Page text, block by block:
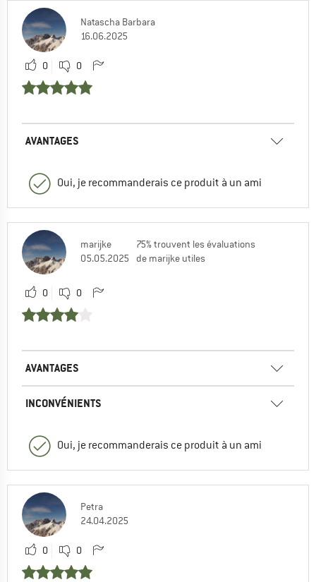
Natascha Barbara
16.06.2025
0 0
AVANTAGES
Oui, je recommanderais ce produit à un ami
marijke
05.05.2025
75% trouvent les évaluations
de marijke utiles
0 0
AVANTAGES
INCONVÉNIENTS
Oui, je recommanderais ce produit à un ami
Petra
24.04.2025
0 0